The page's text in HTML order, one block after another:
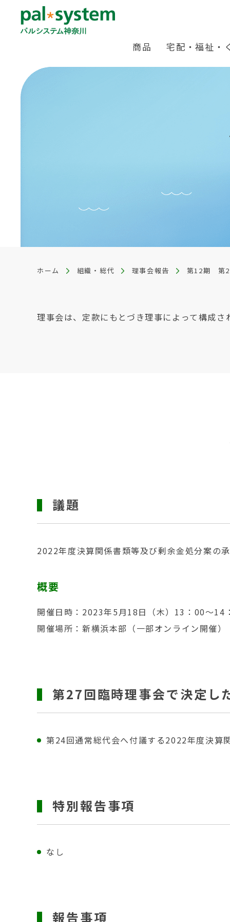
商品 宅配・福祉・
ホーム 組織・総代 理事会報告 第12期 第
理事会は、定款にもとづき理事によって構成
議題
2022年度決算関係書類等及び剰余金処分案の
概要
開催日時：2023年5月18日（木）13：00～14
開催場所：新横浜本部（一部オンライン開催）
第27回臨時理事会で決定し
第24回通常総代会へ付議する2022年度決算
特別報告事項
なし
報告事項